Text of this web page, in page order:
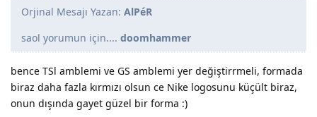
Orjinal Mesajı Yazan: AlPéR
saol yorumun için.... doomhammer
bence TSl amblemi ve GS amblemi yer değiştirrmeli, formada
biraz daha fazla kırmızı olsun ce Nike logosunu küçült biraz,
onun dışında gayet güzel bir forma :)